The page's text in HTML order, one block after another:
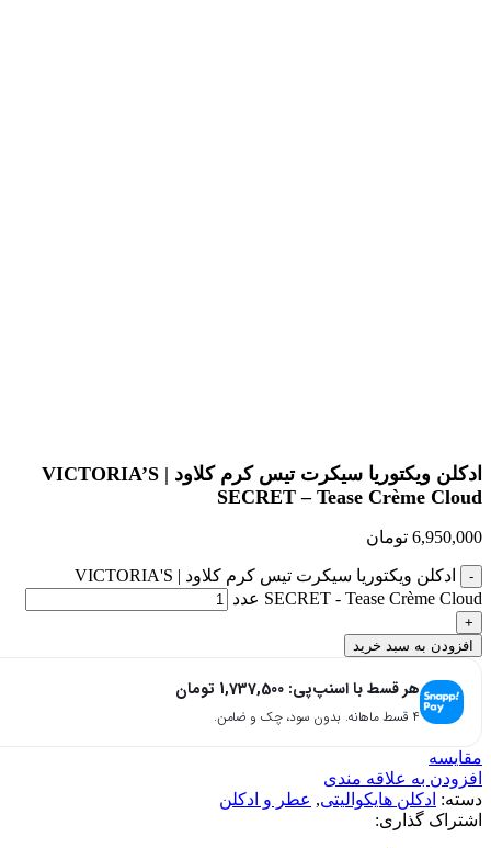
ادکلن ویکتوریا سیکرت تیس کرم کلاود | VICTORIA’S
SECRET – Tease Crème Cloud
6,950,000 تومان
ادکلن ویکتوریا سیکرت تیس کرم کلاود | VICTORIA'S
SECRET - Tease Crème Cloud عدد
افزودن به سبد خرید
هر قسط با اسنپ‌پی: 1,737,500 تومان
۴ قسط ماهانه. بدون سود، چک و ضامن.
مقایسه
افزودن به علاقه مندی
دسته: ادکلن هایکوالیتی, عطر و ادکلن
اشتراک گذاری: